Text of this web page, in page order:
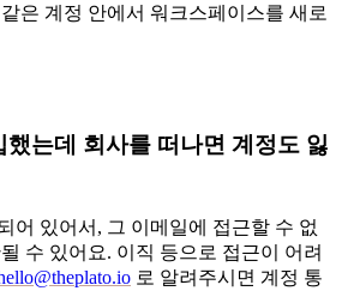
은 계정 안에서 워크스페이스를 새로
는데 회사를 떠나면 계정도 잃
어 있어서, 그 이메일에 접근할 수 없
수 있어요. 이직 등으로 접근이 어려
로 알려주시면 계정 통